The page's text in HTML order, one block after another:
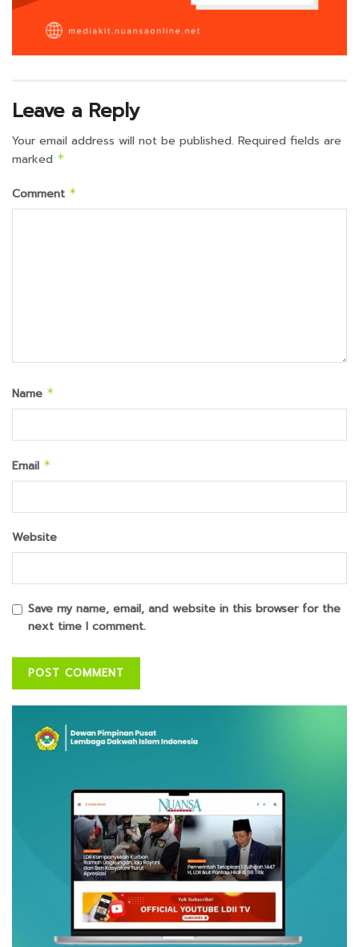
Leave a Reply
Your email address will not be published. Required fields are
marked *
Comment *
Name *
Email *
Website
Save my name, email, and website in this browser for the
next time I comment.